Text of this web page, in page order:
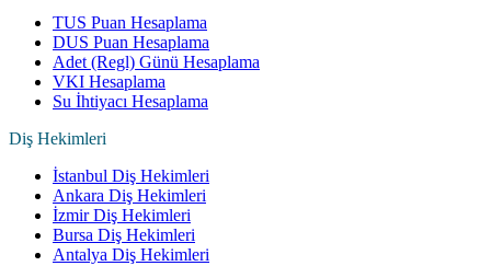
TUS Puan Hesaplama
DUS Puan Hesaplama
Adet (Regl) Günü Hesaplama
VKI Hesaplama
Su İhtiyacı Hesaplama
Diş Hekimleri
İstanbul Diş Hekimleri
Ankara Diş Hekimleri
İzmir Diş Hekimleri
Bursa Diş Hekimleri
Antalya Diş Hekimleri